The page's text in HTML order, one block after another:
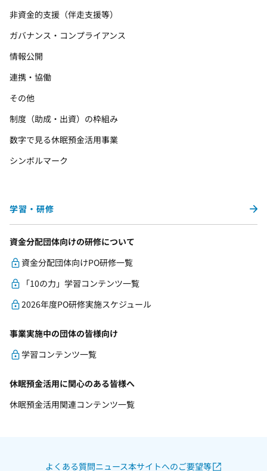
非資金的支援（伴走支援等）
ガバナンス・コンプライアンス
情報公開
連携・協働
その他
制度（助成・出資）の枠組み
数字で見る休眠預金活用事業
シンボルマーク
学習・研修
資金分配団体向けの研修について
資金分配団体向けPO研修一覧
「10の力」学習コンテンツ一覧
2026年度PO研修実施スケジュール
事業実施中の団体の皆様向け
学習コンテンツ一覧
休眠預金活用に関心のある皆様へ
休眠預金活用関連コンテンツ一覧
よくある質問ニュース本サイトへのご要望等